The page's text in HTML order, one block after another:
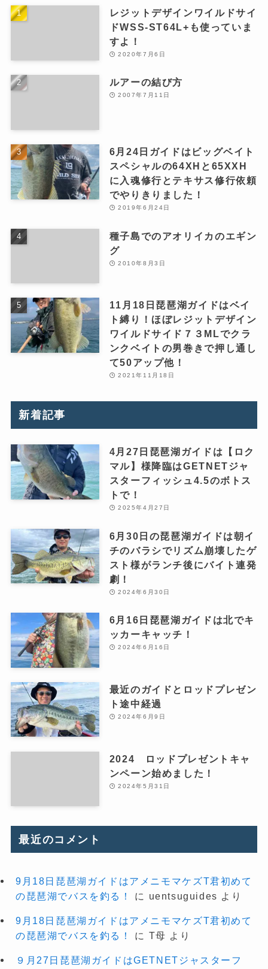
レジットデザインワイルドサイ
ドWSS-ST64L+も使っていま
すよ！
2020年7月6日
ルアーの結び方
2007年7月11日
6月24日ガイドはビッグベイト
スペシャルの64XHと65XXH
に入魂修行とテキサス修行依頼
でやりきりました！
2019年6月24日
種子島でのアオリイカのエギン
グ
2010年8月3日
11月18日琵琶湖ガイドはベイ
ト縛り！ほぼレジットデザイン
ワイルドサイド７３MLでクラ
ンクベイトの男巻きで押し通し
て50アップ他！
2021年11月18日
新着記事
4月27日琵琶湖ガイドは【ロク
マル】様降臨はGETNETジャ
スターフィッシュ4.5のボトス
トで！
2025年4月27日
6月30日の琵琶湖ガイドは朝イ
チのバラシでリズム崩壊したゲ
スト様がランチ後にバイト連発
劇！
2024年6月30日
6月16日琵琶湖ガイドは北でキ
ッカーキャッチ！
2024年6月16日
最近のガイドとロッドプレゼン
ト途中経過
2024年6月9日
2024 ロッドプレゼントキャ
ンペーン始めました！
2024年5月31日
最近のコメント
9月18日琵琶湖ガイドはアメニモマケズT君初めて
の琵琶湖でバスを釣る！
に uentsuguides より
9月18日琵琶湖ガイドはアメニモマケズT君初めて
の琵琶湖でバスを釣る！
に T母 より
９月27日琵琶湖ガイドはGETNETジャスターフ